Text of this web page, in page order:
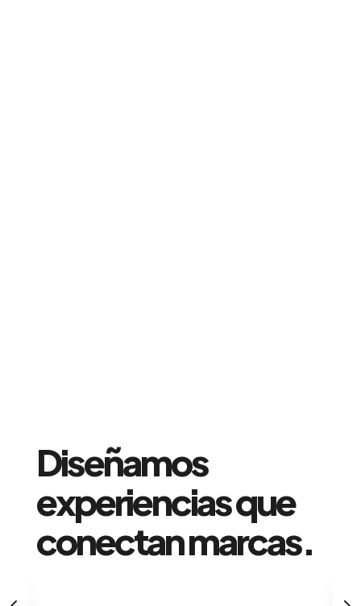
Creamos campañas
publicitarias que
dejan huella.